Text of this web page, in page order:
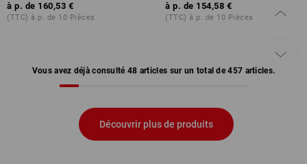
à p. de 160,53 €
(TTC) à p. de 10 Pièces
à p. de 154,58 €
(TTC) à p. de 10 Pièces
Vous avez déjà consulté 48 articles sur un total de 457 articles.
Découvrir plus de produits